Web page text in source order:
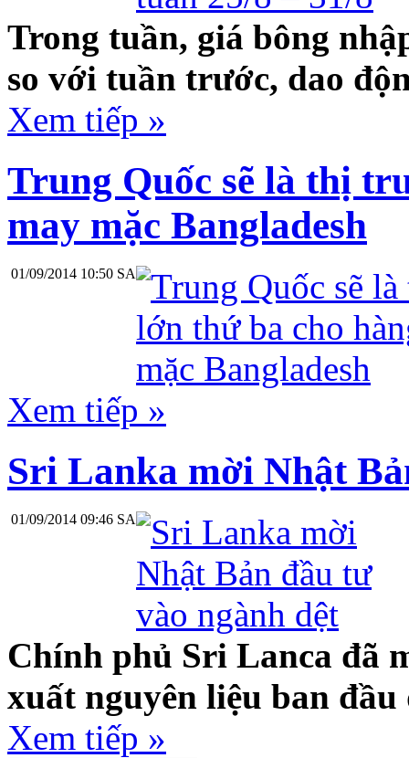
Trong tuần, giá bông
so với tuần trước, dao
Xem tiếp »
Trung Quốc sẽ là thị
may mặc Bangladesh
01/09/2014 10:50 SA
Xem tiếp »
Sri Lanka mời Nhật
01/09/2014 09:46 SA
Chính phủ Sri Lanca đã
xuất nguyên liệu ban
Xem tiếp »